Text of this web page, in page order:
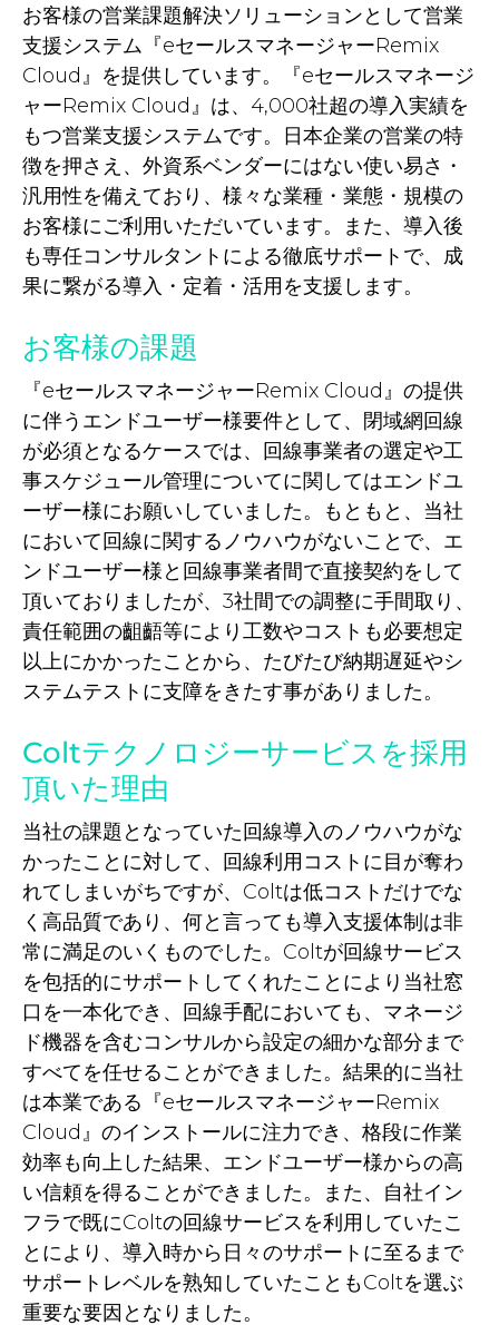
お客様の営業課題解決ソリューションとして営業
支援システム『eセールスマネージャーRemix
Cloud』を提供しています。『eセールスマネージ
ャーRemix Cloud』は、4,000社超の導入実績を
もつ営業支援システムです。日本企業の営業の特
徴を押さえ、外資系ベンダーにはない使い易さ・
汎用性を備えており、様々な業種・業態・規模の
お客様にご利用いただいています。また、導入後
も専任コンサルタントによる徹底サポートで、成
果に繋がる導入・定着・活用を支援します。
お客様の課題
『eセールスマネージャーRemix Cloud』の提供
に伴うエンドユーザー様要件として、閉域網回線
が必須となるケースでは、回線事業者の選定や工
事スケジュール管理についてに関してはエンドユ
ーザー様にお願いしていました。もともと、当社
において回線に関するノウハウがないことで、エ
ンドユーザー様と回線事業者間で直接契約をして
頂いておりましたが、3社間での調整に手間取り、
責任範囲の齟齬等により工数やコストも必要想定
以上にかかったことから、たびたび納期遅延やシ
ステムテストに支障をきたす事がありました。
Coltテクノロジーサービスを採用
頂いた理由
当社の課題となっていた回線導入のノウハウがな
かったことに対して、回線利用コストに目が奪わ
れてしまいがちですが、Coltは低コストだけでな
く高品質であり、何と言っても導入支援体制は非
常に満足のいくものでした。Coltが回線サービス
を包括的にサポートしてくれたことにより当社窓
口を一本化でき、回線手配においても、マネージ
ド機器を含むコンサルから設定の細かな部分まで
すべてを任せることができました。結果的に当社
は本業である『eセールスマネージャーRemix
Cloud』のインストールに注力でき、格段に作業
効率も向上した結果、エンドユーザー様からの高
い信頼を得ることができました。また、自社イン
フラで既にColtの回線サービスを利用していたこ
とにより、導入時から日々のサポートに至るまで
サポートレベルを熟知していたこともColtを選ぶ
重要な要因となりました。